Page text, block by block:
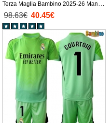
Terza Maglia Bambino 2025-26 Manica
Lunga + Pantaloni corti)
98.63€ 40.45€